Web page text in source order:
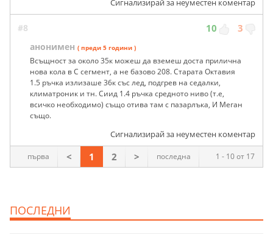
Сигнализирай за неуместен коментар
#8 10 3
анонимен ( преди 5 години )
Всъщност за около 35к можеш да вземеш доста прилична
нова кола в С сегмент, а не базово 208. Старата Октавия
1.5 ръчка излизаше 36к със лед, подгрев на седалки,
климатроник и тн. Сиид 1.4 ръчка средното ниво (т.е,
всичко необходимо) също отива там с пазарлъка, И Меган
също.
Сигнализирай за неуместен коментар
1 - 10 от 17
първа < 1 2 > последна
ПОСЛЕДНИ